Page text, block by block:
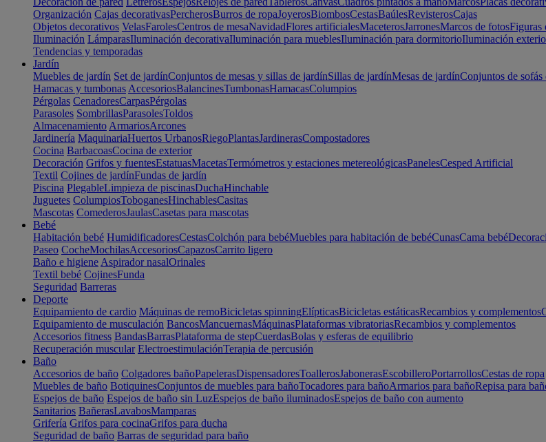
Organización Cajas decorativasPercherosBurros de ropaJoyerosBiombosCestasBaúlesRevisterosCajas
Objetos decorativos VelasFarolesCentros de mesaNavidadFlores artificialesMaceterosJarronesMarcos de fotosFiguras
Iluminación LámparasIluminación decorativaIluminación para mueblesIluminación para dormitorioIluminación
Tendencias y temporadas
Jardín
Muebles de jardín Set de jardínConjuntos de mesas y sillas de jardínSillas de jardínMesas de jardínConjuntos de sofás
Hamacas y tumbonas AccesoriosBalancinesTumbonasHamacasColumpios
Pérgolas CenadoresCarpasPérgolas
Parasoles SombrillasParasolesToldos
Almacenamiento ArmariosArcones
Jardinería MaquinariaHuertos UrbanosRiegoPlantasJardinerasCompostadores
Cocina BarbacoasCocina de exterior
Decoración Grifos y fuentesEstatuasMacetasTermómetros y estaciones metereológicasPanelesCesped Artificial
Textil Cojines de jardínFundas de jardín
Piscina PlegableLimpieza de piscinasDuchaHinchable
Juguetes ColumpiosToboganesHinchablesCasitas
Mascotas ComederosJaulasCasetas para mascotas
Bebé
Habitación bebé HumidificadoresCestasColchón para bebéMuebles para habitación de bebéCunasCama bebé
Paseo CocheMochilasAccesoriosCapazosCarrito ligero
Baño e higiene Aspirador nasalOrinales
Textil bebé CojinesFunda
Seguridad Barreras
Deporte
Equipamiento de cardio Máquinas de remoBicicletas spinningElípticasBicicletas estáticasRecambios y complementos
Equipamiento de musculación BancosMancuernasMáquinasPlataformas vibratoriasRecambios y complementos
Accesorios fitness BandasBarrasPlataforma de stepCuerdasBolas y esferas de equilibrio
Recuperación muscular ElectroestimulaciónTerapia de percusión
Baño
Accesorios de baño Colgadores bañoPapelerasDispensadoresToallerosJabonerasEscobilleroPortarrollosCestas de ropa
Muebles de baño BotiquinesConjuntos de muebles para bañoTocadores para bañoArmarios para bañoRepisa para
Espejos de baño Espejos de baño sin LuzEspejos de baño iluminadosEspejos de baño con aumento
Sanitarios BañerasLavabosMamparas
Grifería Grifos para cocinaGrifos para ducha
Seguridad de baño Barras de seguridad para baño